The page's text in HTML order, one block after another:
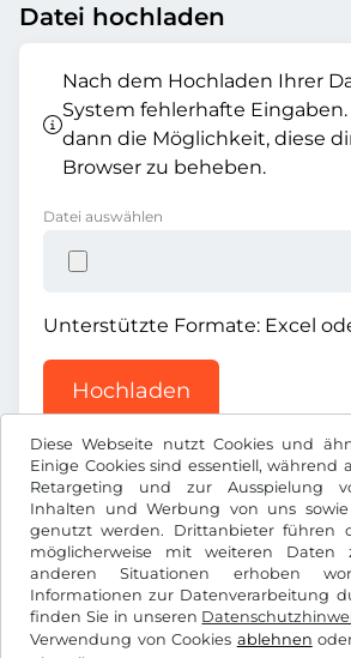
Diese Webseite nutzt Cookies und
Einige Cookies sind essentiell, während
Retargeting und zur Ausspielung
Inhalten und Werbung von uns
genutzt werden. Drittanbieter führen
möglicherweise mit weiteren Daten
anderen Situationen erhoben
Informationen zur Datenverarbeitung
finden Sie in unseren
Verwendung von Cookies ablehnen
Datei hochladen
Nach dem Hochladen Ihrer
System fehlerhafte Eingaben.
dann die Möglichkeit, diese
Browser zu beheben.
Datei auswählen
Unterstützte Formate: Excel
Hochladen
€EUR
Facebook Instagram